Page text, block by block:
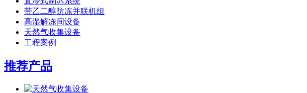
带乙二醇防冻并联机组
高湿解冻间设备
天然气收集设备
工程案例
推荐产品